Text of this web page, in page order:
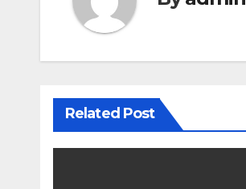
Related Post